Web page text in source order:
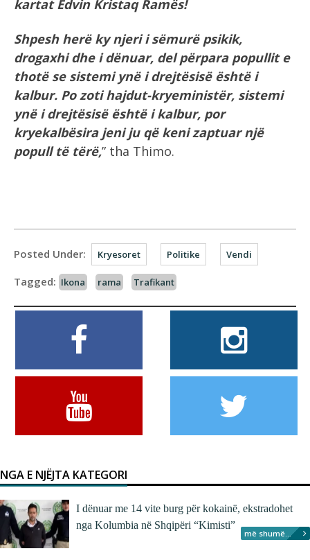
kartat Edvin Kristaq Ramës!
Shpesh herë ky njeri i sëmurë psikik,
drogaxhi dhe i dënuar, del përpara popullit e
thotë se sistemi ynë i drejtësisë është i
kalbur. Po zoti hajdut-kryeministër, sistemi
ynë i drejtësisë është i kalbur, por
kryekalbësira jeni ju që keni zaptuar një
popull të tërë,” tha Thimo.
Posted Under: Kryesoret Politike Vendi
Tagged: Ikona rama Trafikant
NGA E NJËJTA KATEGORI
I dënuar me 14 vite burg për kokainë, ekstradohet
nga Kolumbia në Shqipëri “Kimisti”
më shumë...